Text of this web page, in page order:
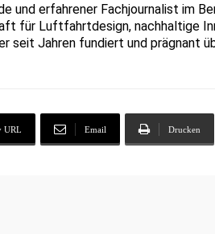
und erfahrener Fachjournalist im
für Luftfahrtdesign, nachhaltige
Jahren fundiert und prägnant
URL Email Drucken